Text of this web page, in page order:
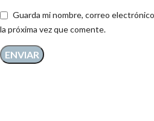
Guarda mi nombre, correo
la próxima vez que comente.